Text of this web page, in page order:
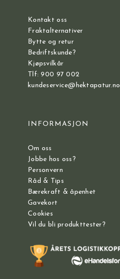
Kontakt oss
Fraktalternativer
Bytte og retur
Bedriftskunde?
Kjøpsvilkår
Tlf: 900 97 002
kundeservice@hektapatur.no
INFORMASJON
Om oss
Jobbe hos oss?
Personvern
Råd & Tips
Bærekraft & åpenhet
Gavekort
Cookies
Vil du bli produkttester?